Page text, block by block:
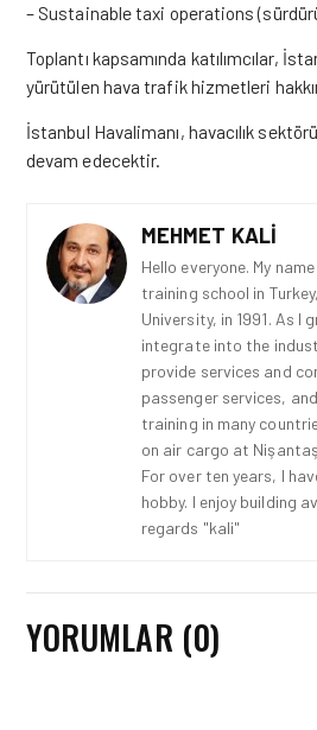
– Sustainable taxi operations
Toplantı kapsamında katılımcılar,
yürütülen hava trafik hizmetleri
İstanbul Havalimanı, havacılık
devam edecektir.
MEHMET KALI
Hello everyone. My
training school in
University, in 1991. As
integrate into the
provide services and
passenger services,
training in many
on air cargo at
For over ten years, I
hobby. I enjoy building
regards "kali"
YORUMLAR (0)